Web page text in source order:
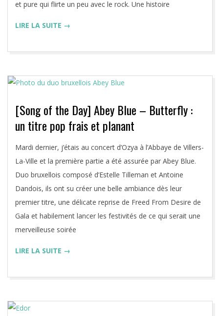
et pure qui flirte un peu avec le rock. Une histoire
LIRE LA SUITE →
[Song of the Day] Abey Blue – Butterfly :
un titre pop frais et planant
2020-
08-
03
Mardi dernier, j’étais au concert d’Ozya à l’Abbaye de Villers-
La-Ville et la première partie a été assurée par Abey Blue.
Duo bruxellois composé d’Estelle Tilleman et Antoine
Dandois, ils ont su créer une belle ambiance dès leur
premier titre, une délicate reprise de Freed From Desire de
Gala et habilement lancer les festivités de ce qui serait une
merveilleuse soirée
LIRE LA SUITE →